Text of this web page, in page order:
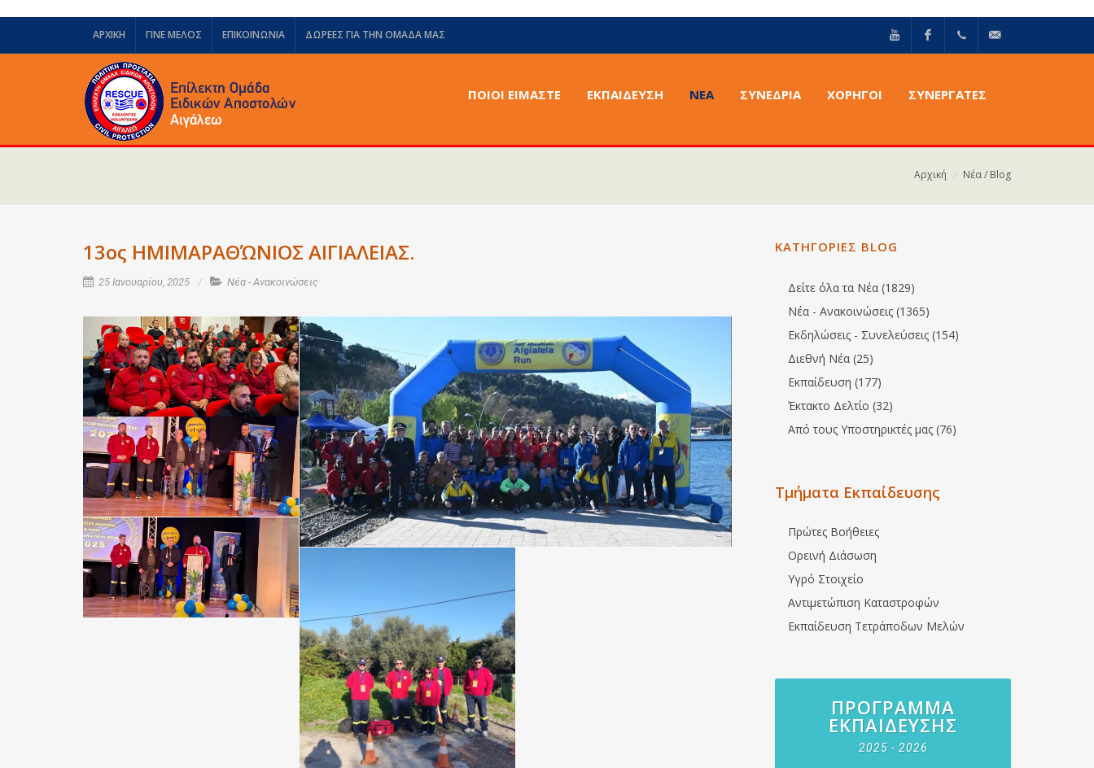
ΑΡΧΙΚΗ ΓΙΝΕ ΜΕΛΟΣ ΕΠΙΚΟΙΝΩΝΙΑ ΔΩΡΕΈΣ ΓΙΑ ΤΗΝ ΟΜΆΔΑ ΜΑΣ
ΠΟΙΟΙ ΕΙΜΑΣΤΕ ΕΚΠΑΙΔΕΥΣΗ ΝΈΑ ΣΥΝΈΔΡΙΑ ΧΟΡΗΓΟΙ ΣΥΝΕΡΓΑΤΕΣ
Αρχική Νέα / Blog
13ος ΗΜΙΜΑΡΑΘΏΝΙΟΣ ΑΙΓΙΑΛΕΙΑΣ.
25 Ιανουαρίου, 2025 Νέα - Ανακοινώσεις
ΚΑΤΗΓΟΡΙΕΣ BLOG
Δείτε όλα τα Νέα (1829)
Νέα - Ανακοινώσεις (1365)
Εκδηλώσεις - Συνελεύσεις (154)
Διεθνή Νέα (25)
Εκπαίδευση (177)
Έκτακτο Δελτίο (32)
Από τους Υποστηρικτές μας (76)
Τμήματα Εκπαίδευσης
Πρώτες Βοήθειες
Ορεινή Διάσωση
Υγρό Στοιχείο
Αντιμετώπιση Καταστροφών
Εκπαίδευση Τετράποδων Μελών
ΠΡΌΓΡΑΜΜΑ
ΕΚΠΑΊΔΕΥΣΗΣ
2025 - 2026